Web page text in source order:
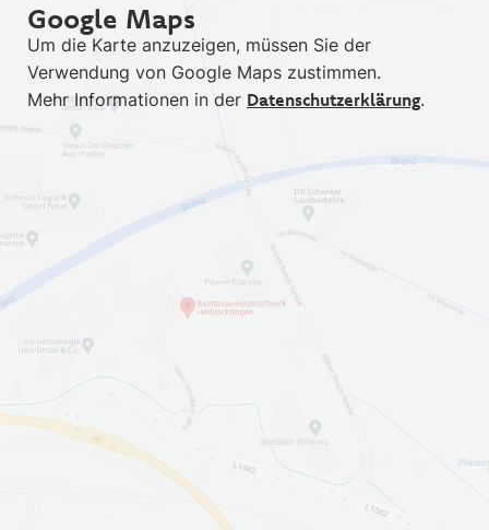
Google Maps
Um die Karte anzuzeigen, müssen Sie der
Verwendung von Google Maps zustimmen.
Mehr Informationen in der Datenschutzerklärung.